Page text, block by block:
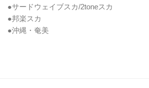
●サードウェイブスカ/2toneスカ
●邦楽スカ
●沖縄・奄美